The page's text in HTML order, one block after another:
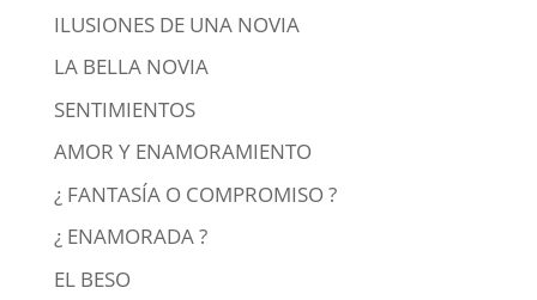
ILUSIONES DE UNA NOVIA
LA BELLA NOVIA
SENTIMIENTOS
AMOR Y ENAMORAMIENTO
¿ FANTASÍA O COMPROMISO ?
¿ ENAMORADA ?
EL BESO